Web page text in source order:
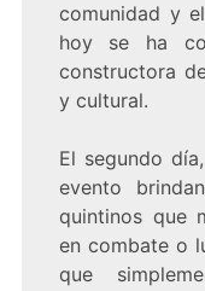
comunidad y
hoy se ha
constructora
y cultural.
El segundo
evento
quintinos que
en combate o
que